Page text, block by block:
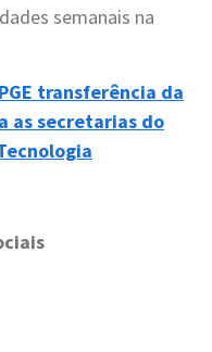
semanais na
transferência da
as secretarias do